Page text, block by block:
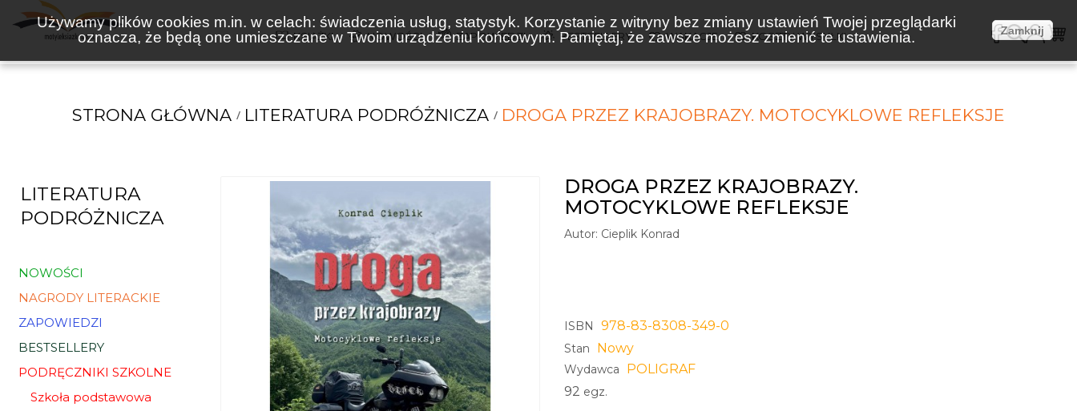
Używamy plików cookies m.in. w celach: świadczenia usług, statystyk. Korzystanie z witryny bez zmiany ustawień Twojej przeglądarki
oznacza, że będą one umieszczane w Twoim urządzeniu końcowym. Pamiętaj, że zawsze możesz zmienić te ustawienia.
Zamknij
KSIĄŻKI NOWOŚCI ZAPOWIEDZI BESTSELLERY WAKACJE KOSZTY WYSYŁKI
STRONA GŁÓWNA LITERATURA PODRÓŻNICZA DROGA PRZEZ KRAJOBRAZY. MOTOCYKLOWE REFLEKSJE
LITERATURA
PODRÓŻNICZA
NOWOŚCI
NAGRODY LITERACKIE
ZAPOWIEDZI
BESTSELLERY
PODRĘCZNIKI SZKOLNE
Szkoła podstawowa
DROGA PRZEZ KRAJOBRAZY.
MOTOCYKLOWE REFLEKSJE
Autor: Cieplik Konrad
ISBN 978-83-8308-349-0
Stan Nowy
Wydawca
POLIGRAF
92 egz.